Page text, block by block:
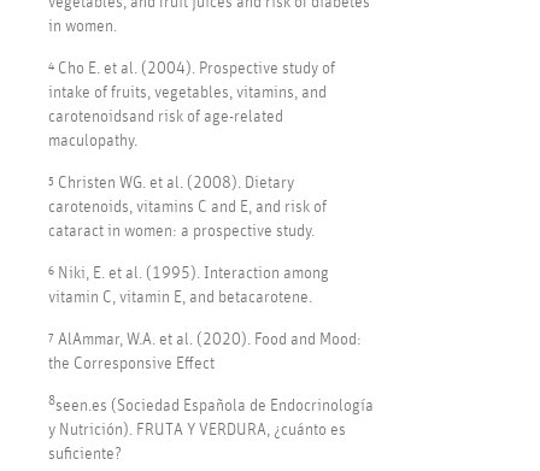
in women.
⁴ Cho E. et al. (2004). Prospective study of
intake of fruits, vegetables, vitamins, and
carotenoidsand risk of age-related
maculopathy.
⁵ Christen WG. et al. (2008). Dietary
carotenoids, vitamins C and E, and risk of
cataract in women: a prospective study.
⁶ Niki, E. et al. (1995). Interaction among
vitamin C, vitamin E, and betacarotene.
⁷ AlAmmar, W.A. et al. (2020). Food and Mood:
the Corresponsive Effect
8seen.es (Sociedad Española de Endocrinología
y Nutrición). FRUTA Y VERDURA, ¿cuánto es
suficiente?